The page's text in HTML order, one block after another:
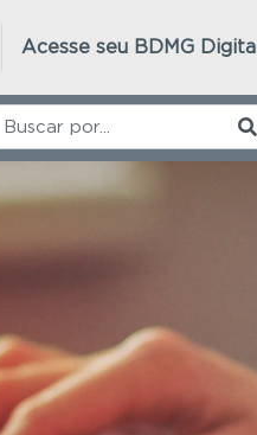
Acesse seu BDMG Digital